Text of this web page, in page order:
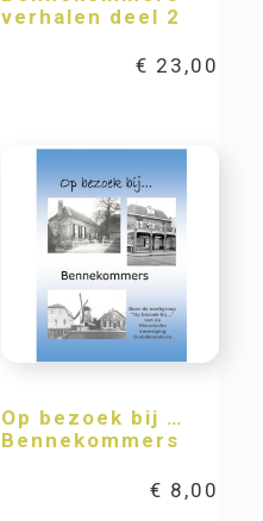
verhalen deel 2
€ 23,00
Op bezoek bij …
Bennekommers
€ 8,00